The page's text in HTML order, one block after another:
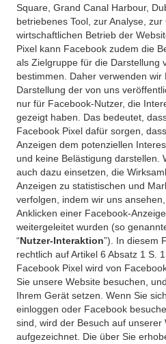
Square, Grand Canal Harbour,
betriebenes Tool, zur Analyse,
wirtschaftlichen Betrieb der
Pixel kann Facebook zudem die
als Zielgruppe für die Darstellung
bestimmen. Daher verwenden wir
Darstellung der von uns
nur für Facebook-Nutzer, die
gezeigt haben. Das bedeutet,
Facebook Pixel dafür sorgen,
Anzeigen dem potenziellen
und keine Belästigung darstellen.
auch dazu einsetzen, die
Anzeigen zu statistischen und
verfolgen, indem wir uns
Anklicken einer Facebook-
weitergeleitet wurden (so genannte
“Nutzer-Interaktion”). In diesem
rechtlich auf Artikel 6 Absatz 1 S.
Facebook Pixel wird von
Sie unsere Website besuchen,
Ihrem Gerät setzen. Wenn Sie
einloggen oder Facebook
sind, wird der Besuch auf unserer
aufgezeichnet. Die über Sie